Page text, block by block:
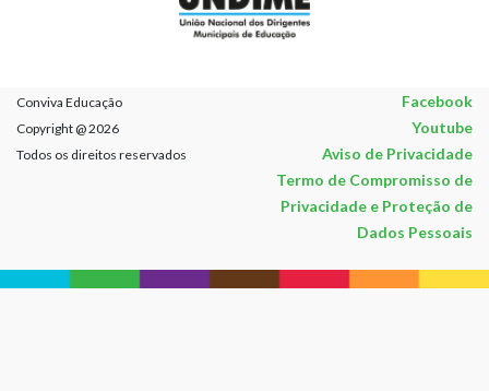
Conviva Educação Facebook
Copyright @ 2026 Youtube
Todos os direitos reservados
Aviso de Privacidade
Termo de Compromisso de
Privacidade e Proteção de
Dados Pessoais